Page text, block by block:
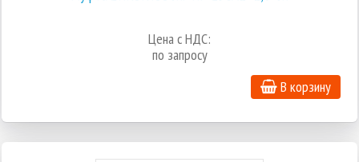
Цена с НДС:
по запросу
В корзину